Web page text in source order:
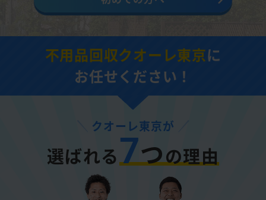
不用品回収クオーレ東京に
お任せください！
クオーレ東京が
選ばれる7つの理由